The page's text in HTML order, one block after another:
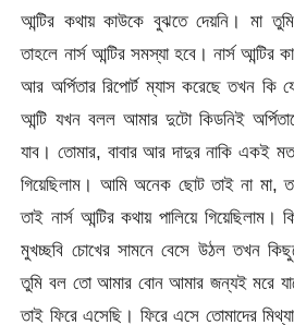
আন্টির কথায় কাউকে বুঝতে দেয়নি। মা
তাহলে নার্স আন্টির সমস্যা হবে। নার্স আন্টির
আর অর্পিতার রিপোর্ট ম্যাস করেছে তখন কি
আন্টি যখন বলল আমার দুটো কিডনিই
যাব। তোমার, বাবার আর দাদুর নাকি একই
গিয়েছিলাম। আমি অনেক ছোট তাই না মা,
তাই নার্স আন্টির কথায় পালিয়ে গিয়েছিলাম।
মুখচ্ছবি চোখের সামনে বেসে উঠল তখন
তুমি বল তো আমার বোন আমার জন্যই মরে
তাই ফিরে এসেছি। ফিরে এসে তোমাদের